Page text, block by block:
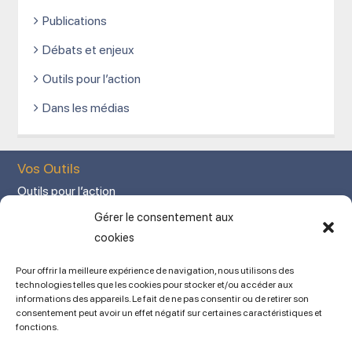
Gérer le consentement aux
cookies
Pour offrir la meilleure expérience de navigation, nous utilisons des
technologies telles que les cookies pour stocker et/ou accéder aux
informations des appareils. Le fait de ne pas consentir ou de retirer son
consentement peut avoir un effet négatif sur certaines caractéristiques et
fonctions.
Publications
Débats et enjeux
Outils pour l’action
Dans les médias
Vos Outils
Outils pour l’action
Votre espace adhérent
Mon Compte adhérent
L’association
Mentions légales
Contact